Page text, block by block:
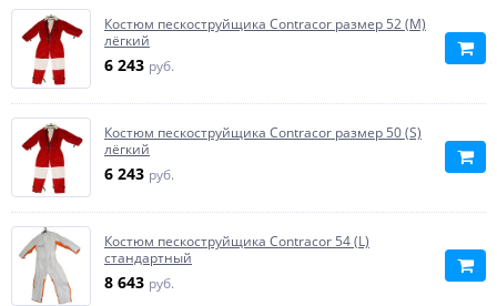
Костюм пескоструйщика Contracor размер 52 (M)
лёгкий
6 243 руб.
Костюм пескоструйщика Contracor размер 50 (S)
лёгкий
6 243 руб.
Костюм пескоструйщика Contracor 54 (L)
стандартный
8 643 руб.